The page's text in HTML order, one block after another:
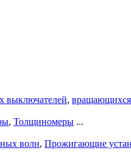
выключателей,
, Толщиномеры ...
волн, Прожигающие